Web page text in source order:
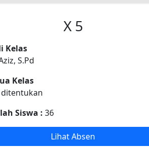
X 5
Kelas
S.Pd
Kelas
Siswa : 36
Lihat Absen